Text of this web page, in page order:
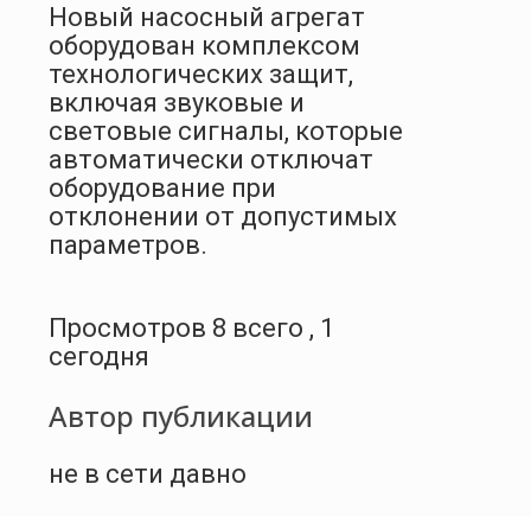
Новый насосный агрегат
оборудован комплексом
технологических защит,
включая звуковые и
световые сигналы, которые
автоматически отключат
оборудование при
отклонении от допустимых
параметров.
Просмотров 8 всего , 1
сегодня
Автор публикации
не в сети давно